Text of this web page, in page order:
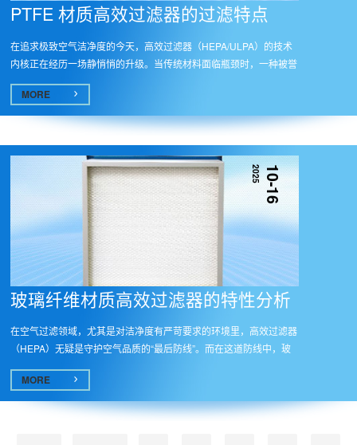
PTFE 材质高效过滤器的过滤特点​
在追求极致空气洁净度的今天，高效过滤器（HEPA/ULPA）的技术
内核正在经历一场静悄悄的升级。当传统材料面临瓶颈时，一种被誉
为“塑料...
MORE
10-16
2025
玻璃纤维材质高效过滤器的特性分析​
在空气过滤领域，尤其是对洁净度有严苛要求的环境里，高效过滤器
（HEPA）无疑是守护空气品质的“最后防线”。而在这道防线中，玻
MORE